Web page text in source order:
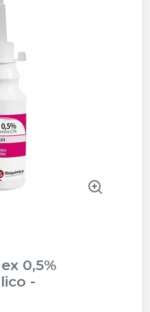
0,5%
-